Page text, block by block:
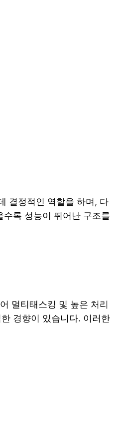
결정적인 역할을 하며, 다
록 성능이 뛰어난 구조를
멀티태스킹 및 높은 처리
경향이 있습니다. 이러한